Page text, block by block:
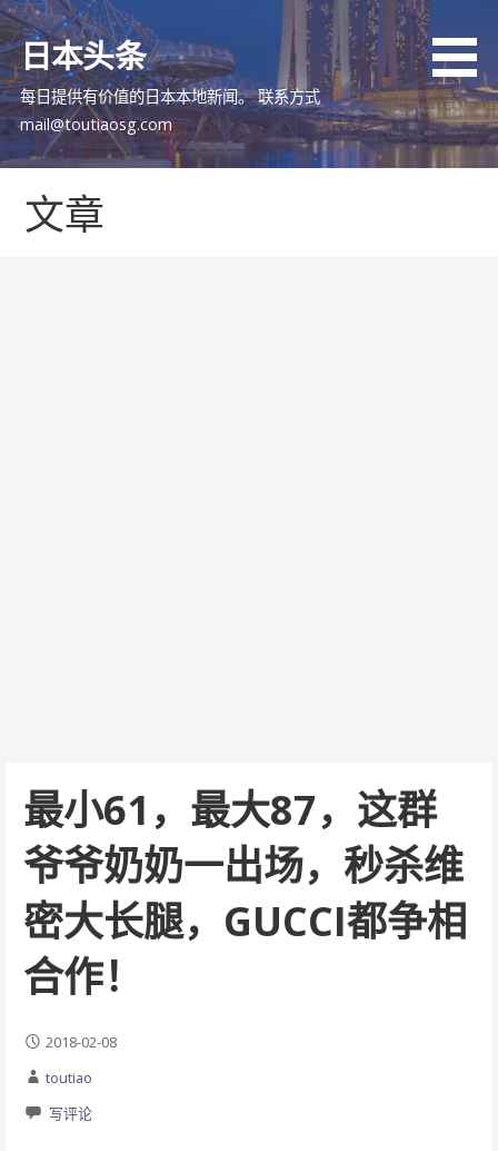
跳
至
内
容
日本头条
每日提供有价值的日本本地新闻。 联系方式
mail@toutiaosg.com
文章
最小61，最大87，这群
爷爷奶奶一出场，秒杀维
密大长腿，GUCCI都争相
合作！
2018-02-08
toutiao
写评论